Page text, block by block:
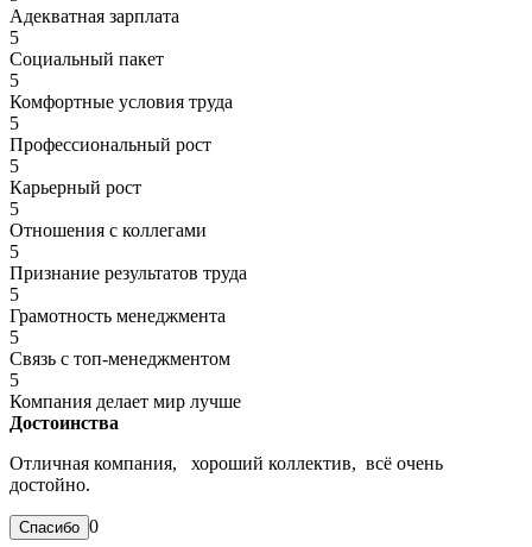
Адекватная зарплата
5
Социальный пакет
5
Комфортные условия труда
5
Профессиональный рост
5
Карьерный рост
5
Отношения с коллегами
5
Признание результатов труда
5
Грамотность менеджмента
5
Связь с топ-менеджментом
5
Компания делает мир лучше
Достоинства
Отличная компания, хороший коллектив, всё очень
достойно.
0